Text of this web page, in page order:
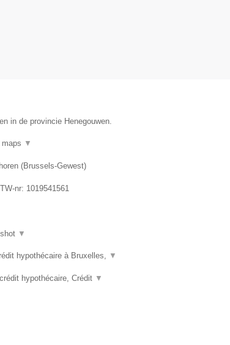
in de provincie Henegouwen.
▼
(Brussels-Gewest)
nr: 1019541561
▼
hypothécaire à Bruxelles, ▼
hypothécaire, Crédit ▼